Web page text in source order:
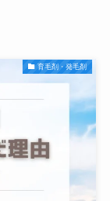
育毛剤・発毛剤